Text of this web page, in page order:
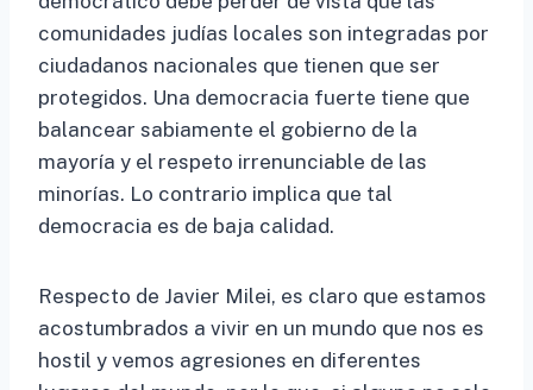
comunidades judías locales son integradas por
ciudadanos nacionales que tienen que ser
protegidos. Una democracia fuerte tiene que
balancear sabiamente el gobierno de la
mayoría y el respeto irrenunciable de las
minorías. Lo contrario implica que tal
democracia es de baja calidad.
Respecto de Javier Milei, es claro que estamos
acostumbrados a vivir en un mundo que nos es
hostil y vemos agresiones en diferentes